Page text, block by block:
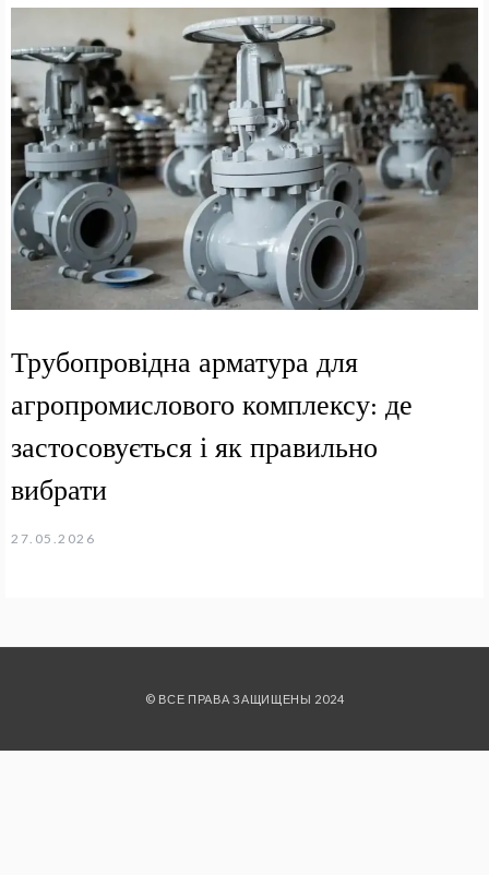
Трубопровідна арматура для
агропромислового комплексу: де
застосовується і як правильно
вибрати
27.05.2026
© ВСЕ ПРАВА ЗАЩИЩЕНЫ 2024